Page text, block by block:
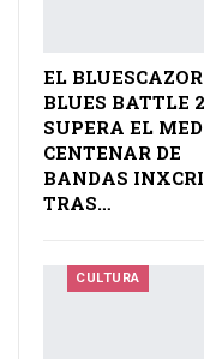
EL
BLUES BATTLE
SUPERA EL
CENTENAR DE
BANDAS
TRAS…
CULTURA